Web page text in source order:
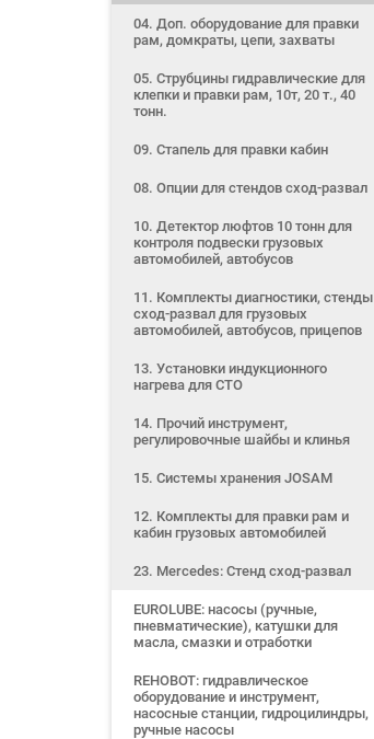
04. Доп. оборудование для правки
рам, домкраты, цепи, захваты
05. Струбцины гидравлические для
клепки и правки рам, 10т, 20 т., 40
тонн.
09. Стапель для правки кабин
08. Опции для стендов сход-развал
10. Детектор люфтов 10 тонн для
контроля подвески грузовых
автомобилей, автобусов
11. Комплекты диагностики, стенды
сход-развал для грузовых
автомобилей, автобусов, прицепов
13. Установки индукционного
нагрева для СТО
14. Прочий инструмент,
регулировочные шайбы и клинья
15. Системы хранения JOSAM
12. Комплекты для правки рам и
кабин грузовых автомобилей
23. Mercedes: Стенд сход-развал
EUROLUBE: насосы (ручные,
пневматические), катушки для
масла, смазки и отработки
REHOBOT: гидравлическое
оборудование и инструмент,
насосные станции, гидроцилиндры,
ручные насосы